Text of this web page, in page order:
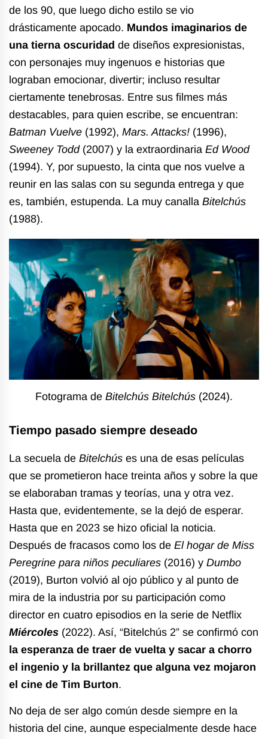
de los 90, que luego dicho estilo se vio
drásticamente apocado. Mundos imaginarios de
una tierna oscuridad de diseños expresionistas,
con personajes muy ingenuos e historias que
lograban emocionar, divertir; incluso resultar
ciertamente tenebrosas. Entre sus filmes más
destacables, para quien escribe, se encuentran:
Batman Vuelve (1992), Mars. Attacks! (1996),
Sweeney Todd(2007) y la extraordinaria Ed Wood
(1994). Y, por supuesto, la cinta que nos vuelve a
reunir en las salas con su segunda entrega y que
es, también, estupenda. La muy canalla Bitelchús
(1988).
Fotograma de Bitelchús Bitelchús (2024).
Tiempo pasado siempre deseado
La secuela de Bitelchús es una de esas películas
que se prometieron hace treinta años y sobre la que
se elaboraban tramas y teorías, una y otra vez.
Hasta que, evidentemente, se la dejó de esperar.
Hasta que en 2023 se hizo oficial la noticia.
Después de fracasos como los de El hogar de Miss
Peregrine para niños peculiares (2016) y Dumbo
(2019), Burton volvió al ojo público y al punto de
mira de la industria por su participación como
director en cuatro episodios en la serie de Netflix
Miércoles (2022). Así, “Bitelchús 2” se confirmó con
la esperanza de traer de vuelta y sacar a chorro
el ingenio y la brillantez que alguna vez mojaron
el cine de Tim Burton.
No deja de ser algo común desde siempre en la
historia del cine, aunque especialmente desde hace